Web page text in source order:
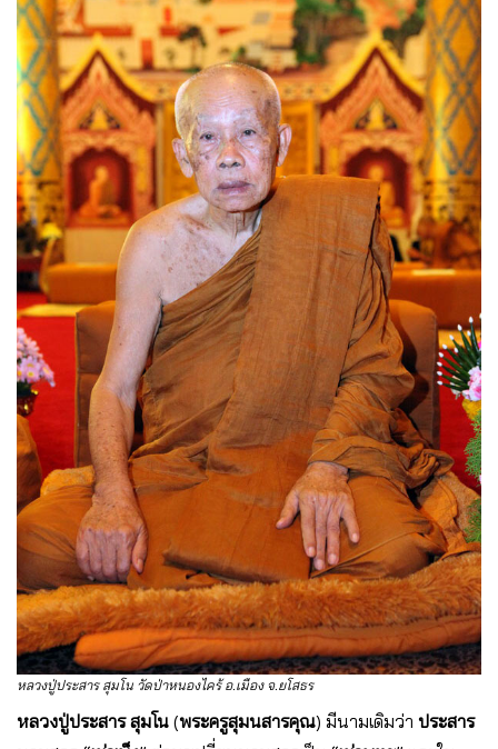
หลวงปู่ประสาร สุมโน วัดป่าหนองไคร้ อ.เมือง จ.ยโสธร
หลวงปู่ประสาร สุมโน (พระครูสุมนสารคุณ) มีนามเดิมว่า ประสาร